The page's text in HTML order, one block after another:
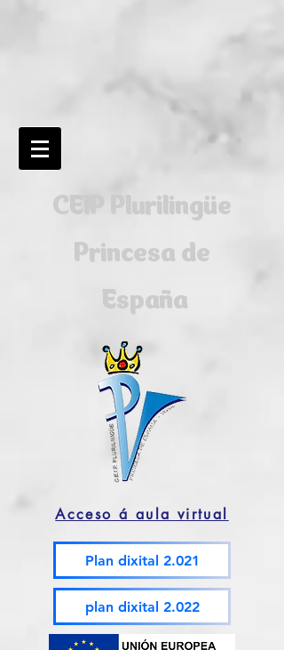
CEIP Plurilingüe
Princesa de
España
Acceso á aula virtual
Plan dixital 2.021
plan dixital 2.022